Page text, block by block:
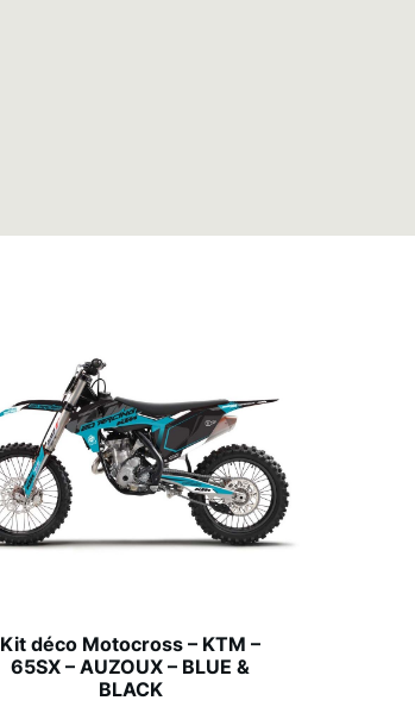
Kit déco Motocross – KTM –
65SX – AUZOUX – BLUE &
BLACK